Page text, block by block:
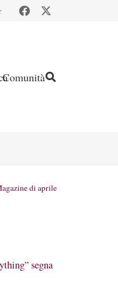
Comunità
di aprile
segna